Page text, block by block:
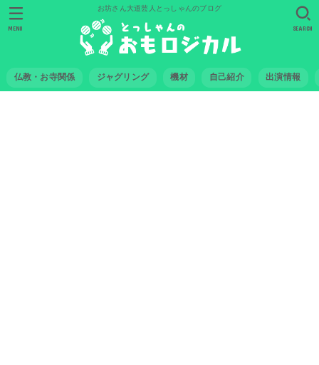
お坊さん大道芸人とっしゃんのブログ
仏教・お寺関係 ジャグリング 機材 自己紹介 出演情報
SEARCH
MENU